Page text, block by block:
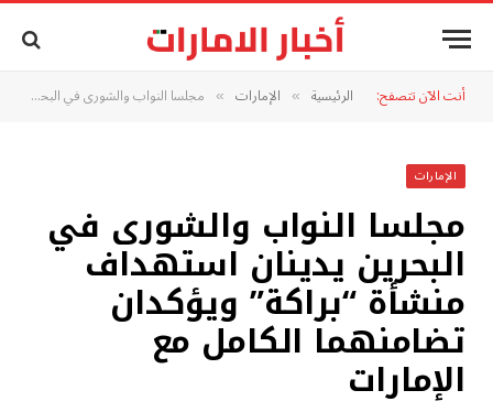
أنت الآن تتصفح: الرئيسية » الإمارات » مجلسا النواب والشورى في البحرين يدينان استهداف منشأة “براكة” ويؤكدان تضامنهما الكامل مع الإمارات
الإمارات
مجلسا النواب والشورى في
البحرين يدينان استهداف
منشأة “براكة” ويؤكدان
تضامنهما الكامل مع
الإمارات